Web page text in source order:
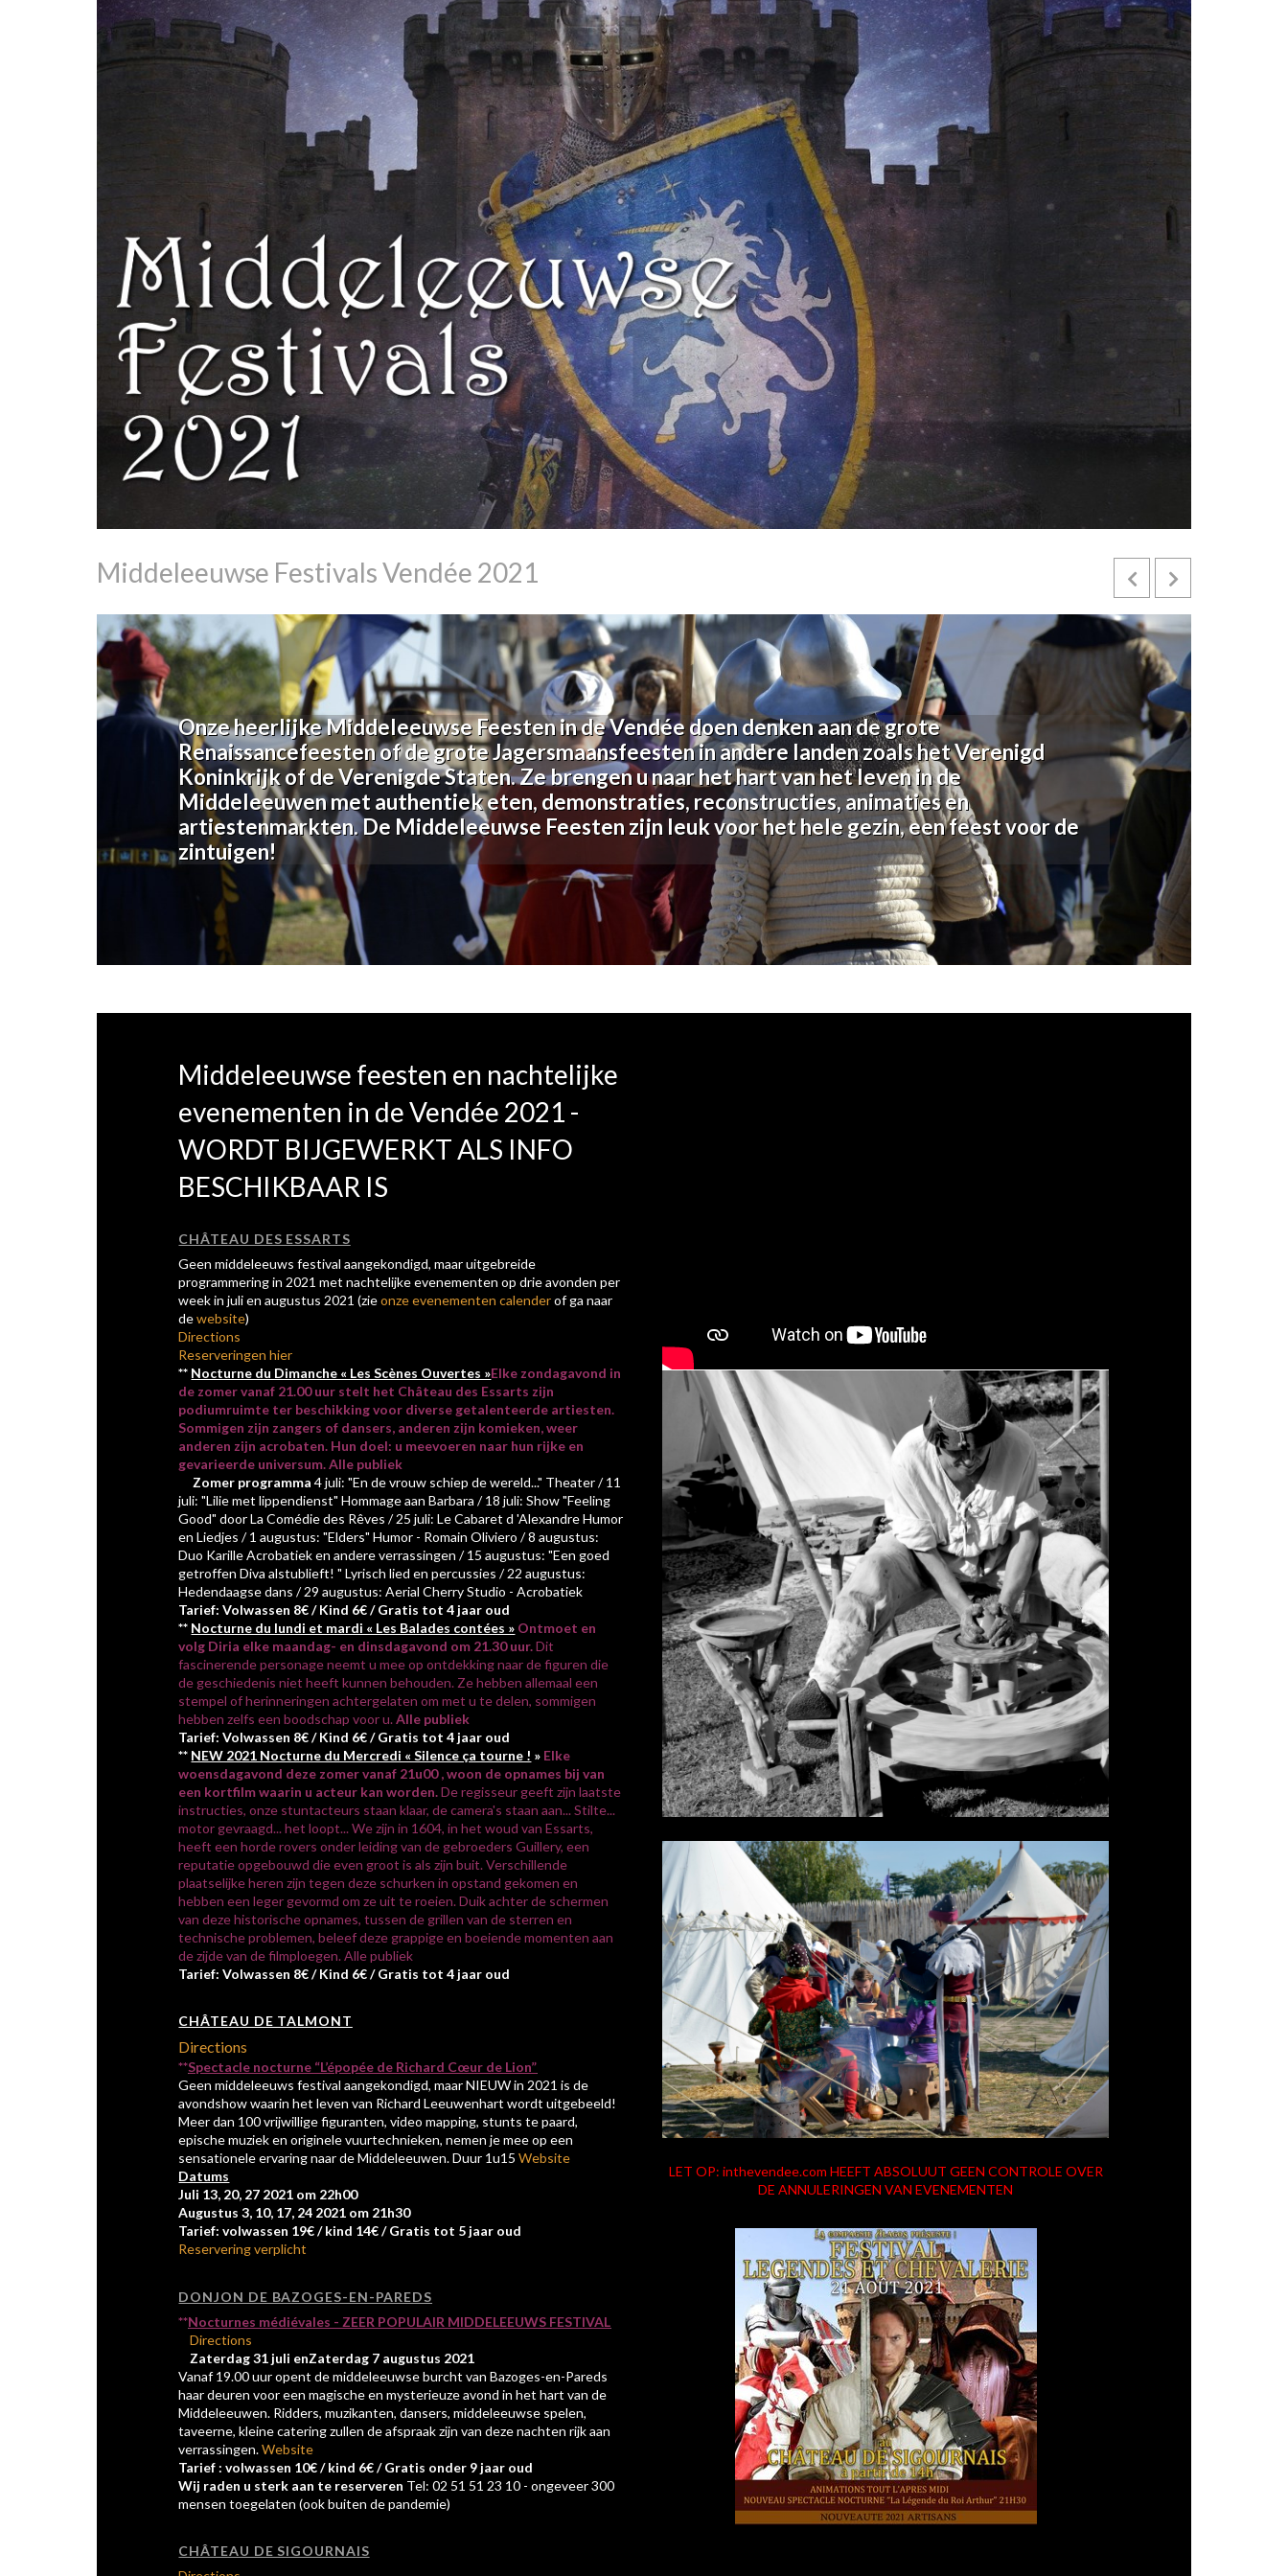
wat maakt Beaujolais Nouveau zo
speciaal
wat zijn tannines
witte
beaujolais nouveau
tijgermuggen terrein in Frankrijk?
Warme temperaturen werken
muggen in de hand
wat is het
verschil tussen gewone
muggenbeten en
tijgermuggenbeten?
wonen-vendee
Middeleeuwse Festivals Vendée 2021
Onze heerlijke Middeleeuwse Feesten in de Vendée doen denken aan de grote
Renaissancefeesten of de grote Jagersmaansfeesten in andere landen zoals het Verenigd
Koninkrijk of de Verenigde Staten. Ze brengen u naar het hart van het leven in de
Middeleeuwen met authentiek eten, demonstraties, reconstructies, animaties en
artiestenmarkten. De Middeleeuwse Feesten zijn leuk voor het hele gezin, een feest voor de
zintuigen!
Middeleeuwse feesten en nachtelijke
evenementen in de Vendée 2021 -
WORDT BIJGEWERKT ALS INFO
BESCHIKBAAR IS
CHÂTEAU DES ESSARTS
Geen middeleeuws festival aangekondigd, maar uitgebreide
programmering in 2021 met nachtelijke evenementen op drie avonden per
week in juli en augustus 2021 (zieonze evenementen calenderof ga naar
dewebsite)
Directions
Reserveringen hier
** Nocturne du Dimanche « Les Scènes Ouvertes »Elke zondagavond in
de zomer vanaf 21.00 uur stelt het Château des Essarts zijn
podiumruimte ter beschikking voor diverse getalenteerde artiesten.
Sommigen zijn zangers of dansers, anderen zijn komieken, weer
anderen zijn acrobaten. Hun doel: u meevoeren naar hun rijke en
gevarieerde universum. Alle publiek
Zomer programma4 juli: "En de vrouw schiep de wereld..." Theater / 11
juli: "Lilie met lippendienst" Hommage aan Barbara / 18 juli: Show "Feeling
Good" door La Comédie des Rêves / 25 juli: Le Cabaret d 'Alexandre Humor
en Liedjes / 1 augustus: "Elders" Humor - Romain Oliviero / 8 augustus:
Duo Karille Acrobatiek en andere verrassingen / 15 augustus: "Een goed
getroffen Diva alstublieft! " Lyrisch lied en percussies / 22 augustus:
Hedendaagse dans / 29 augustus: Aerial Cherry Studio - Acrobatiek
Tarief: Volwassen 8€ / Kind 6€ / Gratis tot 4 jaar oud
** Nocturne du lundi et mardi « Les Balades contées » Ontmoet en
volg Diria elke maandag- en dinsdagavond om 21.30 uur.Dit
fascinerende personage neemt u mee op ontdekking naar de figuren die
de geschiedenis niet heeft kunnen behouden. Ze hebben allemaal een
stempel of herinneringen achtergelaten om met u te delen, sommigen
hebben zelfs een boodschap voor u. Alle publiek
Tarief: Volwassen 8€ / Kind 6€ / Gratis tot 4 jaar oud
** NEW 2021 Nocturne du Mercredi « Silence ça tourne ! » Elke
woensdagavond deze zomer vanaf 21u00 , woon de opnames bij van
een kortfilm waarin u acteur kan worden.De regisseur geeft zijn laatste
instructies, onze stuntacteurs staan klaar, de camera's staan aan... Stilte...
motor gevraagd... het loopt... We zijn in 1604, in het woud van Essarts,
heeft een horde rovers onder leiding van de gebroeders Guillery, een
reputatie opgebouwd die even groot is als zijn buit. Verschillende
plaatselijke heren zijn tegen deze schurken in opstand gekomen en
hebben een leger gevormd om ze uit te roeien. Duik achter de schermen
van deze historische opnames, tussen de grillen van de sterren en
technische problemen, beleef deze grappige en boeiende momenten aan
de zijde van de filmploegen. Alle publiek
Tarief: Volwassen 8€ / Kind 6€ / Gratis tot 4 jaar oud
CHÂTEAU DE TALMONT
Directions
**Spectacle nocturne “L’épopée de Richard Cœur de Lion”
Geen middeleeuws festival aangekondigd, maar NIEUW in 2021 is de
avondshow waarin het leven van Richard Leeuwenhart wordt uitgebeeld!
Meer dan 100 vrijwillige figuranten, video mapping, stunts te paard,
epische muziek en originele vuurtechnieken, nemen je mee op een
sensationele ervaring naar de Middeleeuwen. Duur 1u15Website
Datums
Juli 13, 20, 27 2021 om 22h00
Augustus 3, 10, 17, 24 2021 om 21h30
Tarief: volwassen 19€ / kind 14€ / Gratis tot 5 jaar oud
Reservering verplicht
DONJON DE BAZOGES-EN-PAREDS
**Nocturnes médiévales - ZEER POPULAIR MIDDELEEUWS FESTIVAL
Directions
Zaterdag 31 juli enZaterdag 7 augustus 2021
Vanaf 19.00 uur opent de middeleeuwse burcht van Bazoges-en-Pareds
haar deuren voor een magische en mysterieuze avond in het hart van de
Middeleeuwen. Ridders, muzikanten, dansers, middeleeuwse spelen,
taveerne, kleine catering zullen de afspraak zijn van deze nachten rijk aan
verrassingen.Website
Tarief : volwassen 10€ / kind 6€ / Gratis onder 9 jaar oud
Wij raden u sterk aan te reserveren Tel: 02 51 51 23 10 - ongeveer 300
mensen toegelaten (ook buiten de pandemie)
CHÂTEAU DE SIGOURNAIS
LET OP: inthevendee.com HEEFT ABSOLUUT GEEN CONTROLE OVER
DE ANNULERINGEN VAN EVENEMENTEN